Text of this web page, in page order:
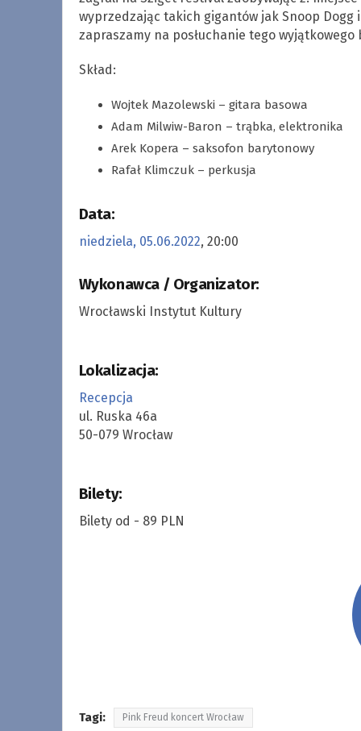
wyprzedzając takich gigantów jak Snoop
zapraszamy na posłuchanie tego
Skład:
Wojtek Mazolewski – gitara basowa
Adam Milwiw-Baron – trąbka, elektronika
Arek Kopera – saksofon barytonowy
Rafał Klimczuk – perkusja
Data:
niedziela, 05.06.2022, 20:00
Wykonawca / Organizator:
Wrocławski Instytut Kultury
Lokalizacja:
Recepcja
ul. Ruska 46a
50-079 Wrocław
Bilety:
Bilety od - 89 PLN
Tagi: Pink Freud koncert Wrocław